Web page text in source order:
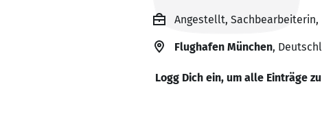
Angestellt, Sachbearbeiterin,
Flughafen München,
Logg Dich ein, um alle Einträge